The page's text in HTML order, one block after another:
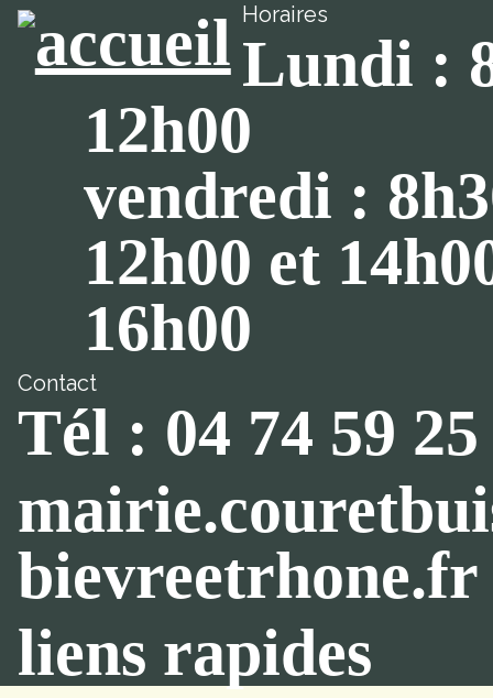
Horaires
Lundi :
12h00
vendredi :
12h00 et
16h00
Contact
Tél : 04 74 59 25
bievreetrhone.fr
liens rapides